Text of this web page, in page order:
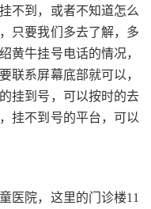
不到，或者不知道怎么
只要我们多去了解，多
黄牛挂号电话的情况，
联系屏幕底部就可以，
挂到号，可以按时的去
挂不到号的平台，可以
医院，这里的门诊楼11